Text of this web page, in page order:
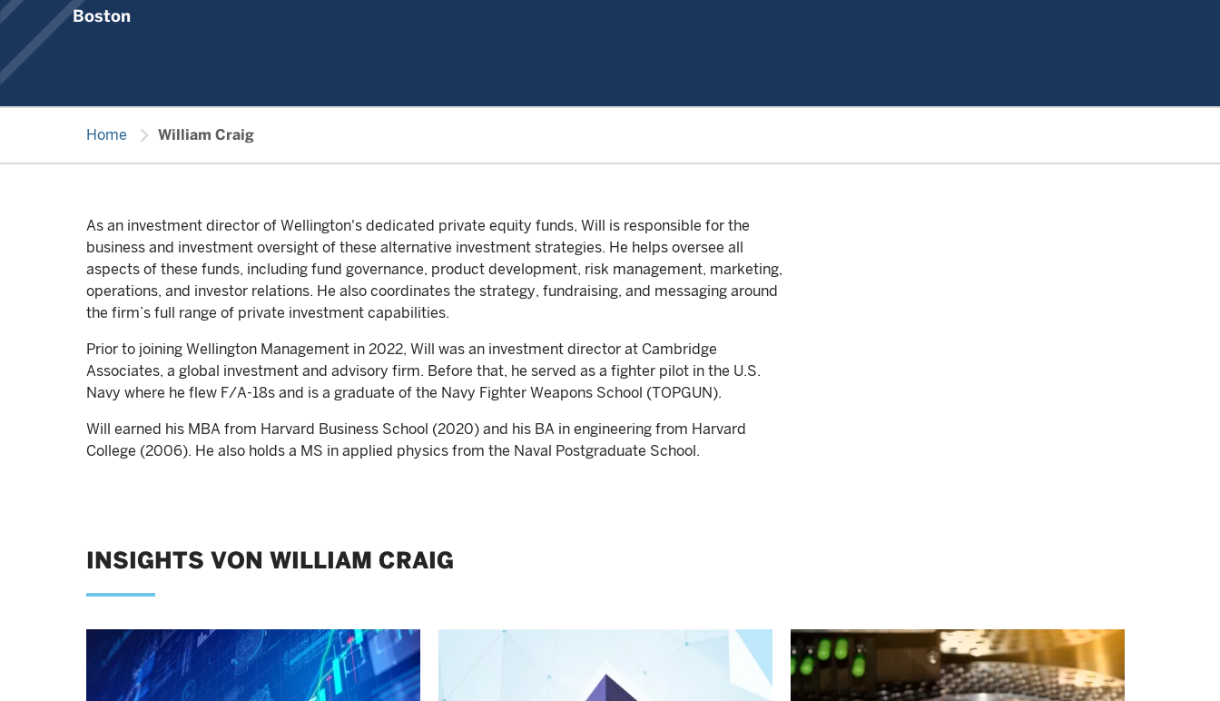
Boston
Home chevron_right William Craig
As an investment director of Wellington's dedicated private equity funds, Will is responsible for the
business and investment oversight of these alternative investment strategies. He helps oversee all
aspects of these funds, including fund governance, product development, risk management, marketing,
operations, and investor relations. He also coordinates the strategy, fundraising, and messaging around
the firm’s full range of private investment capabilities.
Prior to joining Wellington Management in 2022, Will was an investment director at Cambridge
Associates, a global investment and advisory firm. Before that, he served as a fighter pilot in the U.S.
Navy where he flew F/A-18s and is a graduate of the Navy Fighter Weapons School (TOPGUN).
Will earned his MBA from Harvard Business School (2020) and his BA in engineering from Harvard
College (2006). He also holds a MS in applied physics from the Naval Postgraduate School.
INSIGHTS VON WILLIAM CRAIG